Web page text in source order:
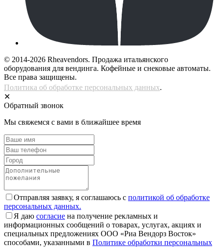
© 2014-2026 Rheavendors. Продажа итальянского
оборудования для вендинга. Кофейные и снековые автоматы.
Все права защищены.
Политика об обработке персональных данных.
✕
Обратный звонок
Мы свяжемся с вами в ближайшее время
Отправляя заявку, я соглашаюсь с политикой об обработке
персональных данных.
Я даю согласие на получение рекламных и
информационных сообщений о товарах, услугах, акциях и
специальных предложениях ООО «Риа Вендорз Восток»
способами, указанными в Политике обработки персональных